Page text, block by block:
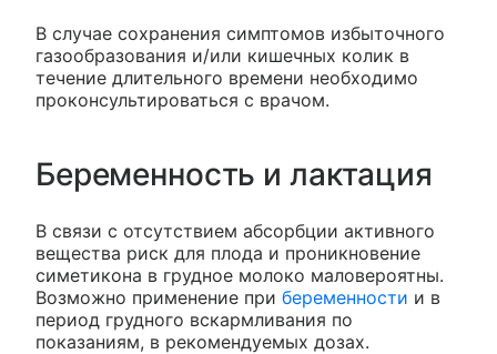
В случае сохранения симптомов избыточного
газообразования и/или кишечных колик в
течение длительного времени необходимо
проконсультироваться с врачом.
Беременность и лактация
В связи с отсутствием абсорбции активного
вещества риск для плода и проникновение
симетикона в грудное молоко маловероятны.
Возможно применение при беременности и в
период грудного вскармливания по
показаниям, в рекомендуемых дозах.